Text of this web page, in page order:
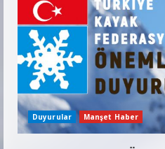
Duyurular Manşet Haber